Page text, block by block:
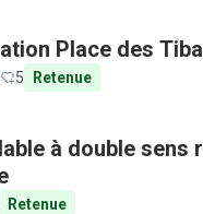
Place des
5 Retenue
à double sens
Retenue